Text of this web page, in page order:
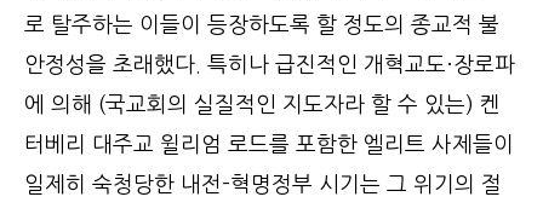
로 탈주하는 이들이 등장하도록 할 정도의 종교적 불
안정성을 초래했다. 특히나 급진적인 개혁교도·장로파
에 의해 (국교회의 실질적인 지도자라 할 수 있는) 켄
터베리 대주교 윌리엄 로드를 포함한 엘리트 사제들이
일제히 숙청당한 내전-혁명정부 시기는 그 위기의 절